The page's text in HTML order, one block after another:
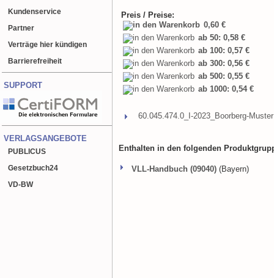
Kundenservice
Partner
Verträge hier kündigen
Barrierefreiheit
SUPPORT
VERLAGSANGEBOTE
PUBLICUS
Gesetzbuch24
VD-BW
Preis / Preise:
0,60 €
ab 50: 0,58 €
ab 100: 0,57 €
ab 300: 0,56 €
ab 500: 0,55 €
ab 1000: 0,54 €
60.045.474.0_I-2023_Boorberg-
Enthalten in den folgenden
VLL-Handbuch (09040) (Bayern)